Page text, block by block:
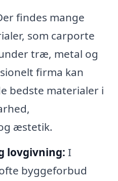
findes mange
som carporte
træ, metal og
firma kan
bedste materialer i
æstetik.
lovgivning: I
byggeforbud